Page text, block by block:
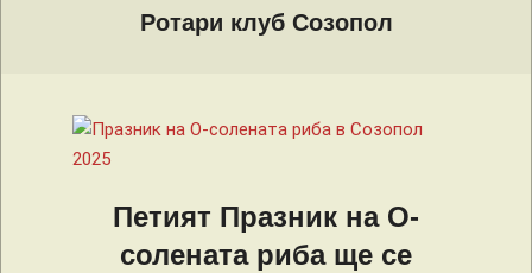
Ротари клуб Созопол
Петият Празник на О-
солената риба ще се